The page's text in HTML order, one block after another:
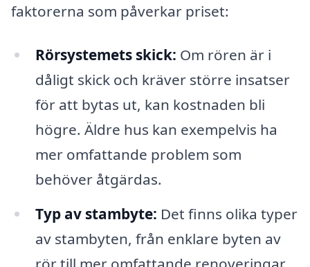
faktorerna som påverkar priset:
Rörsystemets skick: Om rören är i
dåligt skick och kräver större insatser
för att bytas ut, kan kostnaden bli
högre. Äldre hus kan exempelvis ha
mer omfattande problem som
behöver åtgärdas.
Typ av stambyte: Det finns olika typer
av stambyten, från enklare byten av